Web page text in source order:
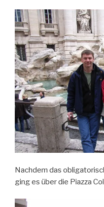
Nachdem das
ging es über die Piazza